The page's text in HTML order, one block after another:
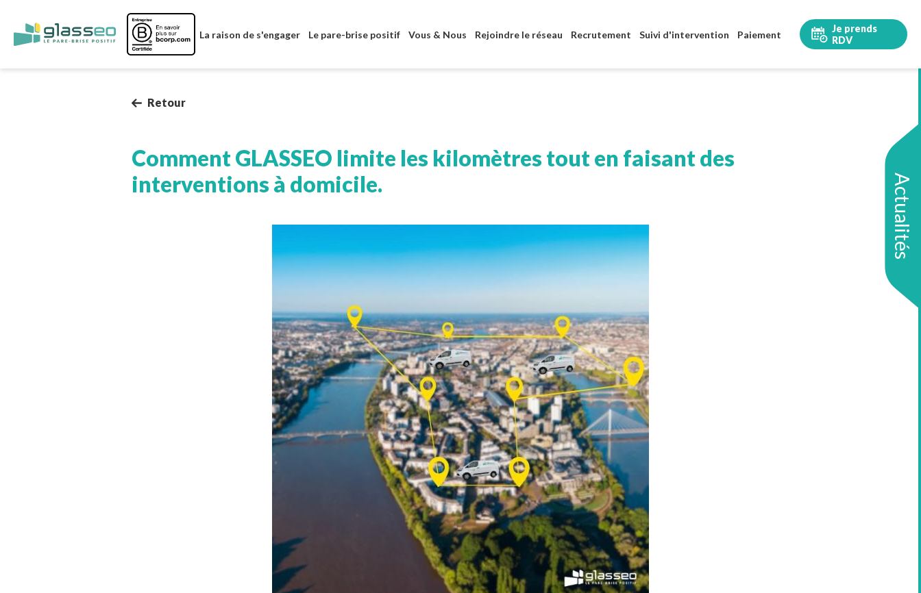
Image
La raison de s'engager Le pare-brise positif Vous & Nous Rejoindre le réseau Recrutement Suivi d'intervention Paiement
Je prends
RDV
Actualités
Retour
Comment GLASSEO limite les kilomètres tout en faisant des
interventions à domicile.